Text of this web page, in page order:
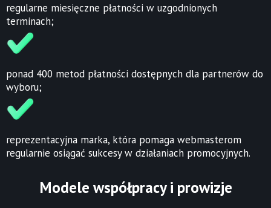
regularne miesięczne płatności w uzgodnionych
terminach;
ponad 400 metod płatności dostępnych dla partnerów do
wyboru;
reprezentacyjna marka, która pomaga webmasterom
regularnie osiągać sukcesy w działaniach promocyjnych.
Modele współpracy i prowizje